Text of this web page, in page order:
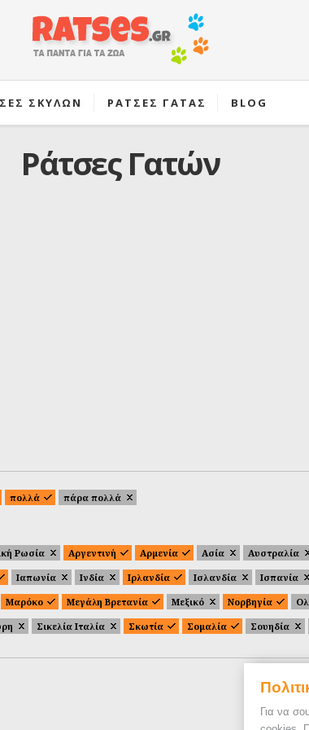
Για να
ΣΚΥΛΩΝ ΡΑΤΣΕΣ ΓΑΤΑΣ BLOG
Ράτσες Γατών
πολλά πάρα πολλά
Ρωσία Αργεντινή Αρμενία Ασία Αυστραλία
Ιαπωνία Ινδία Ιρλανδία Ισλανδία Ισπανία
Μαρόκο Μεγάλη Βρετανία Μεξικό Νορβηγία
Σικελία Ιταλία Σκωτία Σομαλία Σουηδία